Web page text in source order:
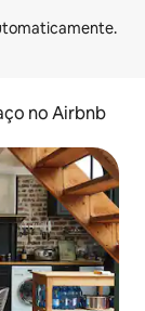
no Airbnb